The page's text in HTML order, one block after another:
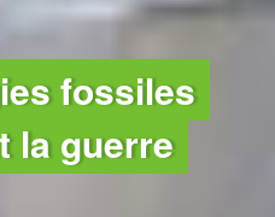
CLIMAT - DÉSARMEMENT
fossiles
la guerre